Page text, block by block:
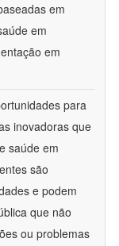
em
em
em
para
inovadoras que
saúde em
são
e podem
que não
ou problemas